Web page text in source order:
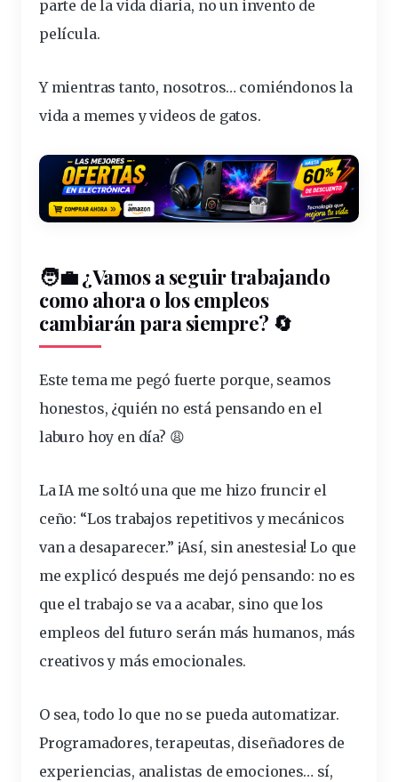
parte de la vida diaria, no un invento de
película.
Y mientras tanto, nosotros… comiéndonos la
vida a memes y videos de gatos.
🧑‍💼 ¿Vamos a seguir trabajando
como ahora o los empleos
cambiarán para siempre? 🔄
Este tema me pegó fuerte porque, seamos
honestos, ¿quién no está pensando en el
laburo hoy en día? 😩
La IA me soltó una que me hizo fruncir el
ceño: “Los trabajos repetitivos y mecánicos
van a desaparecer.” ¡Así, sin anestesia! Lo que
me explicó después me dejó pensando: no es
que el trabajo se va a acabar, sino quelos
empleos del futuro serán más humanos, más
creativos y más emocionales.
O sea, todo lo que no se pueda automatizar.
Programadores, terapeutas, diseñadores de
experiencias, analistas de emociones… sí,